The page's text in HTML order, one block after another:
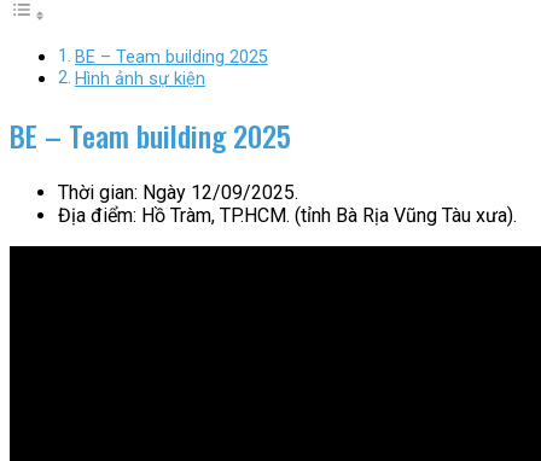
BE – Team building 2025
Hình ảnh sự kiện
BE – Team building 2025
Thời gian: Ngày 12/09/2025.
Địa điểm: Hồ Tràm, TP.HCM. (tỉnh Bà Rịa Vũng Tàu xưa).